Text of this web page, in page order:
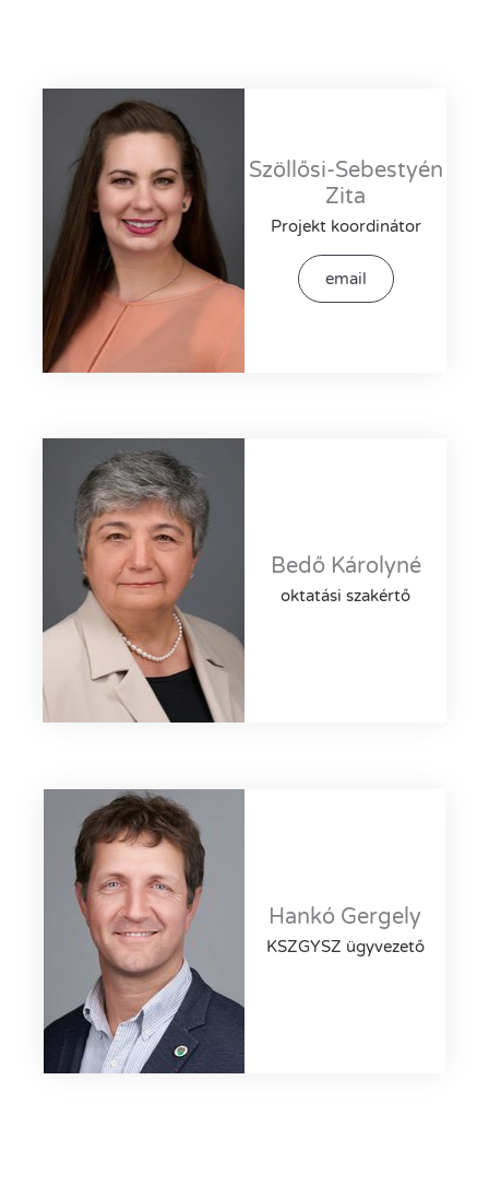
Hankó Gergely
KSZGYSZ ügyvezető
Bedő Károlyné
oktatási szakértő
Szöllősi-Sebestyén
Zita
Projekt koordinátor
email